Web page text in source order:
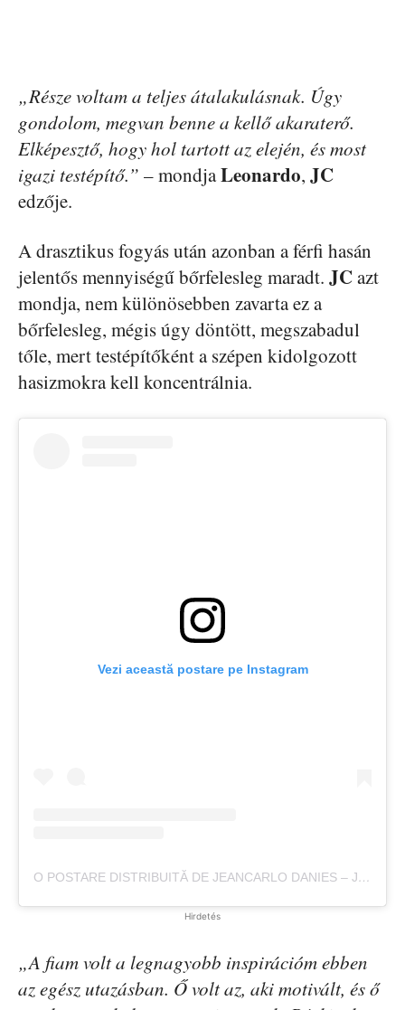
„Része voltam a teljes átalakulásnak. Úgy
gondolom, megvan benne a kellő akaraterő.
Elképesztő, hogy hol tartott az elején, és most
igazi testépítő.” – mondjaLeonardo, JC
edzője.
A drasztikus fogyás után azonban a férfi hasán
jelentős mennyiségű bőrfelesleg maradt. JC azt
mondja, nem különösebben zavarta ez a
bőrfelesleg, mégis úgy döntött, megszabadul
tőle, mert testépítőként a szépen kidolgozott
hasizmokra kell koncentrálnia.
Vezi această postare pe Instagram
O POSTARE DISTRIBUITĂ DE JEANCARLO DANIES – JC (@FATFREEFOUNDATION)
Hirdetés
„A fiam volt a legnagyobb inspirációm ebben
az egész utazásban. Ő volt az, aki motivált, és ő